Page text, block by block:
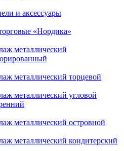
и аксессуары
«Нордика»
металлический
металлический торцевой
металлический угловой
металлический островной
металлический кондитерский